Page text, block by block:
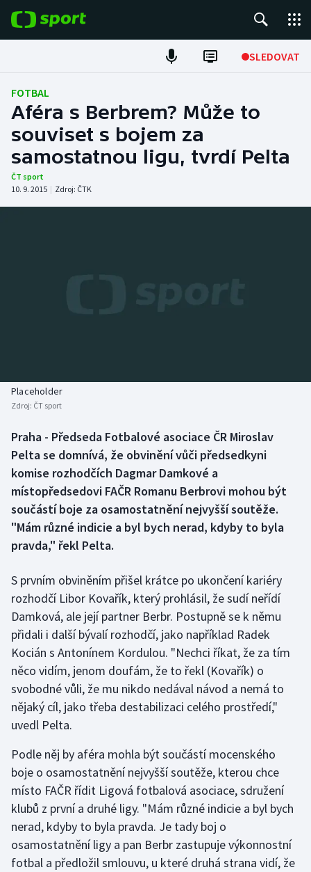
SLEDOVAT
Fotbal
Hokej
Tenis
Atletika
Biatlon
Box
Curling
Dostihy
Florbal
Futsal
Golf
Gymnastika
Házená
Jezdectví
Judo
Krasobruslení
Lezení
Lyže a snowboard
Aplikace ČT sport
FOTBAL
Aféra s Berbrem? Může to
souviset s bojem za
samostatnou ligu, tvrdí Pelta
ČT sport
10. 9. 2015 | Zdroj: ČTK
Placeholder
Zdroj: ČT sport
Praha - Předseda Fotbalové asociace ČR Miroslav
Pelta se domnívá, že obvinění vůči předsedkyni
komise rozhodčích Dagmar Damkové a
místopředsedovi FAČR Romanu Berbrovi mohou být
součástí boje za osamostatnění nejvyšší soutěže.
"Mám různé indicie a byl bych nerad, kdyby to byla
pravda," řekl Pelta.
S prvním obviněním přišel krátce po ukončení kariéry
rozhodčí Libor Kovařík, který prohlásil, že sudí neřídí
Damková, ale její partner Berbr. Postupně se k němu
přidali i další bývalí rozhodčí, jako například Radek
Kocián s Antonínem Kordulou. "Nechci říkat, že za tím
něco vidím, jenom doufám, že to řekl (Kovařík) o
svobodné vůli, že mu nikdo nedával návod a nemá to
nějaký cíl, jako třeba destabilizaci celého prostředí,"
uvedl Pelta.
Podle něj by aféra mohla být součástí mocenského
boje o osamostatnění nejvyšší soutěže, kterou chce
místo FAČR řídit Ligová fotbalová asociace, sdružení
klubů z první a druhé ligy. "Mám různé indicie a byl bych
nerad, kdyby to byla pravda. Je tady boj o
osamostatnění ligy a pan Berbr zastupuje výkonnostní
fotbal a předložil smlouvu, u které druhá strana vidí, že